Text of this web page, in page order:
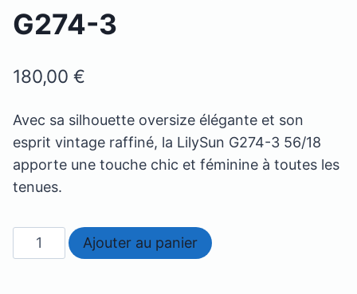
G274-3
180,00€
Avec sa silhouette oversize élégante et son
esprit vintage raffiné, la LilySun G274-3 56/18
apporte une touche chic et féminine à toutes les
tenues.
quantité
de
Ajouter au panier